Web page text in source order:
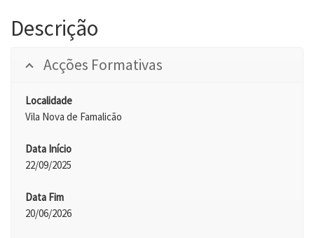
Descrição
Acções Formativas
Localidade
Vila Nova de Famalicão
Data Início
22/09/2025
Data Fim
20/06/2026